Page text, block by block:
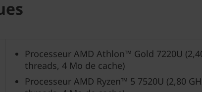
Processeur AMD Athlon™ Gold 7220U
threads, 4 Mo de cache)
Processeur AMD Ryzen™ 5 7520U (2,80